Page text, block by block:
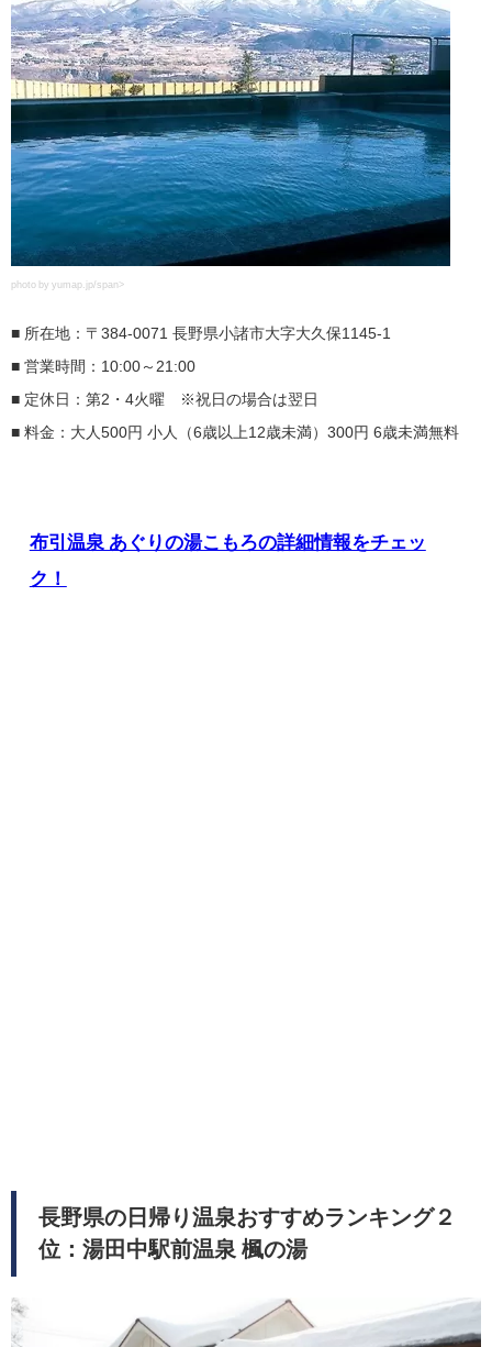
photo by yumap.jp/span>
■ 所在地：〒384-0071 長野県小諸市大字大久保1145-1
■ 営業時間：10:00～21:00
■ 定休日：第2・4火曜 ※祝日の場合は翌日
■ 料金：大人500円 小人（6歳以上12歳未満）300円 6歳未満無料
布引温泉 あぐりの湯こもろの詳細情報をチェッ
ク！
長野県の日帰り温泉おすすめランキング２
位：湯田中駅前温泉 楓の湯